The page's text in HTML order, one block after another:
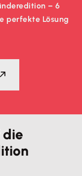
– 6
perfekte Lösung
die